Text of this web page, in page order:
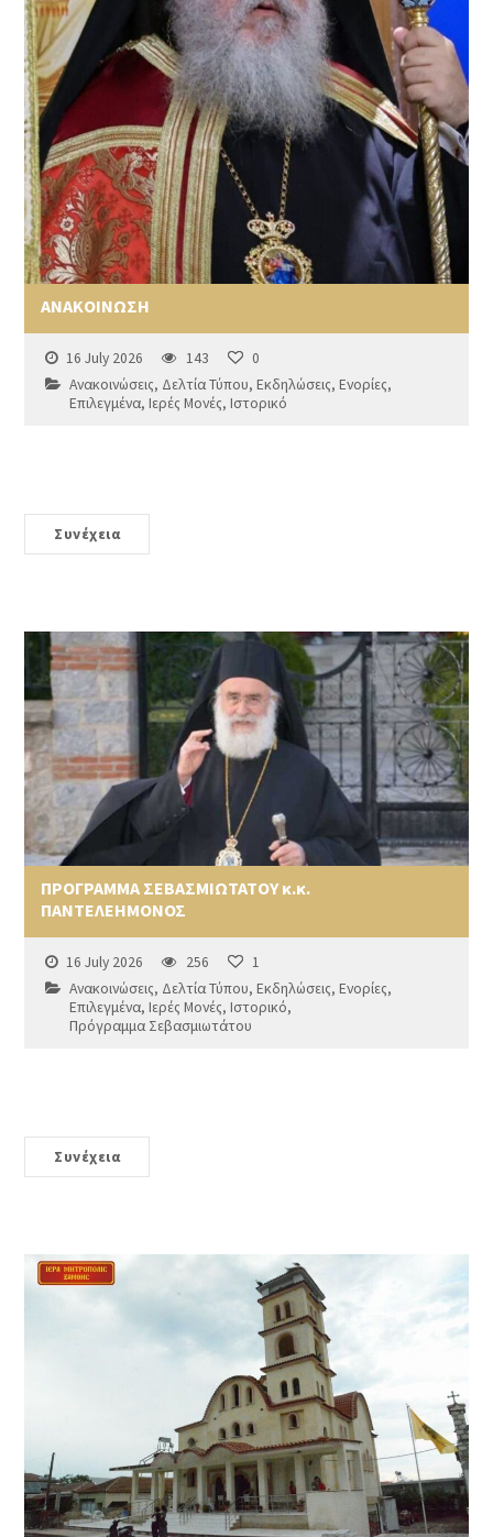
ΑΝΑΚΟΙΝΩΣΗ
16 July 2026 143
0
Ανακοινώσεις, Δελτία Τύπου,Εκδηλώσεις,Ενορίες,
Επιλεγμένα,Ιερές Μονές,Ιστορικό
Συνέχεια
ΠΡΟΓΡΑΜΜΑ ΣΕΒΑΣΜΙΩΤΑΤΟΥ κ.κ.
ΠΑΝΤΕΛΕΗΜΟΝΟΣ
16 July 2026 256
1
Ανακοινώσεις, Δελτία Τύπου,Εκδηλώσεις,Ενορίες,
Επιλεγμένα,Ιερές Μονές,Ιστορικό,
Πρόγραμμα Σεβασμιωτάτου
Συνέχεια